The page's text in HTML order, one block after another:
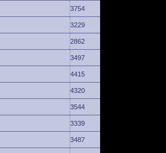
3754
3229
2862
3497
4415
4320
3544
3339
3487